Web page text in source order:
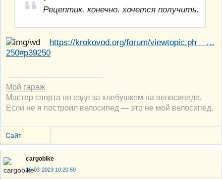
Рецептик, конечно, хочется получить.
https://krokovod.org/forum/viewtopic.ph …
250#p39250
Мой гараж
Мастер спорта по езде за хлебушком на велосипеде.
Если не я построил велосипед — это не мой велосипед.
Сайт
cargobike
26-03-2023 10:20:59